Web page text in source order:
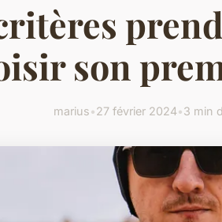
son
marius•27 février 2024•3 min